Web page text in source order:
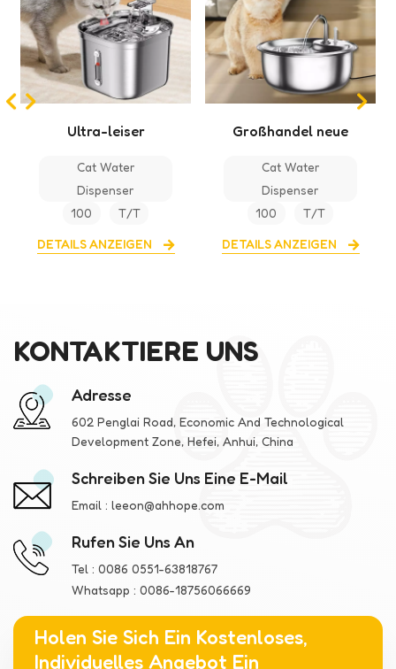
Großhandel neue
Katze
Cat Water
Dispenser
100
T/T
DETAILS ANZEIGEN
Intelligenter
Cat Water Dis
penser
100
T/T
DETAILS ANZEIGEN
KONTAKTIERE UNS
Adresse
602 Penglai Road, Economic And Technological
Development Zone, Hefei, Anhui, China
Schreiben Sie Uns Eine E-Mail
Email : leeon@ahhope.com
Rufen Sie Uns An
Tel : 0086 0551-63818767
Whatsapp : 0086-18756066669
Holen Sie Sich Ein Kostenloses,
Individuelles Angebot Ein